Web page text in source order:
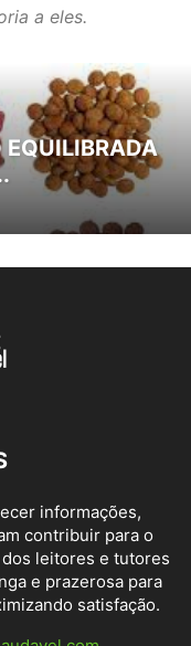
a eles.
EQUILIBRADA
informações,
contribuir para o
leitores e tutores
e prazerosa para
satisfação.